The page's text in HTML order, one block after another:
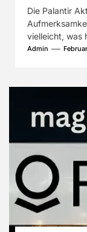
Die Palantir
vielleicht, was
Admin